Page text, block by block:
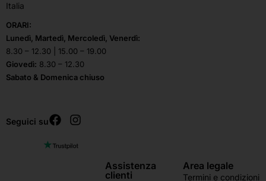
Italia
ORARI:
Lunedì, Martedì, Mercoledì, Venerdì:
8.30 – 12.30 | 15.00 – 19.00
Giovedì: 8.30 – 12.30
Sabato & Domenica chiuso
Seguici su
Assistenza
clienti
Area legale
Termini e condizioni